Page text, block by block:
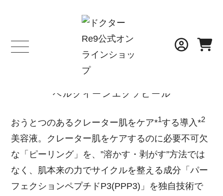
BELLE SERIES
ベルクイーンエクソピール
おうとつのあるクレーター肌をケア*1する導入*2
美容液。クレーター肌をケアするのに必要不可欠
な「ピーリング」を、”溶かす・剥がす”方法では
なく、肌本来の力でサイクルを整える成分「パー
フェクションペプチドP3(PPP3)」を独自技術で